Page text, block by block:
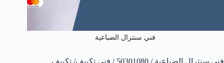
فني سنترال الضباعية